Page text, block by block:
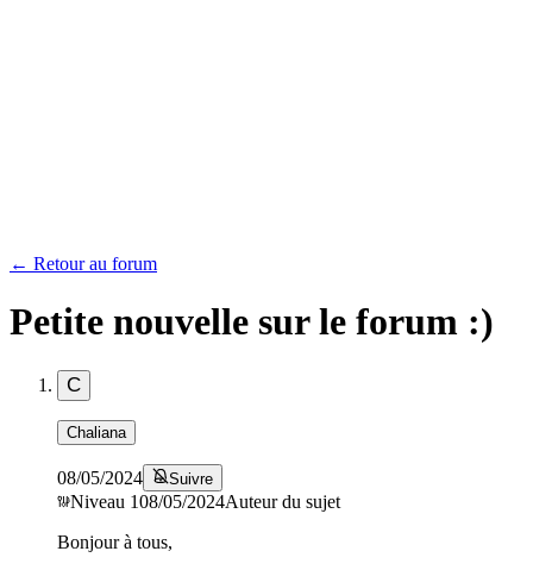
← Retour au forum
Petite nouvelle sur le forum :)
C
Chaliana
08/05/2024 Suivre
Niveau 108/05/2024Auteur du sujet
Bonjour à tous,